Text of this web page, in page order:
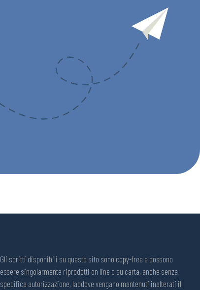
Gli scritti disponibili su questo sito sono copy-free e possono
essere singolarmente riprodotti on line o su carta, anche senza
specifica autorizzazione, laddove vengano mantenuti inalterati il